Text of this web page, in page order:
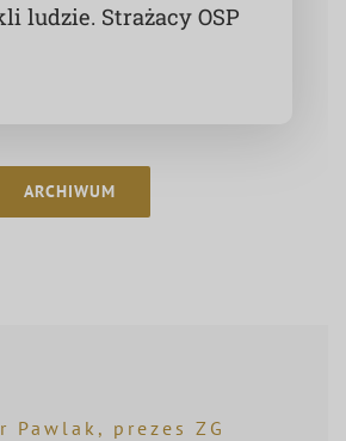
ludzie. Strażacy OSP
ARCHIWUM
Pawlak, prezes ZG